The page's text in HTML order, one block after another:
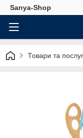
Sanya-Shop
Товари та